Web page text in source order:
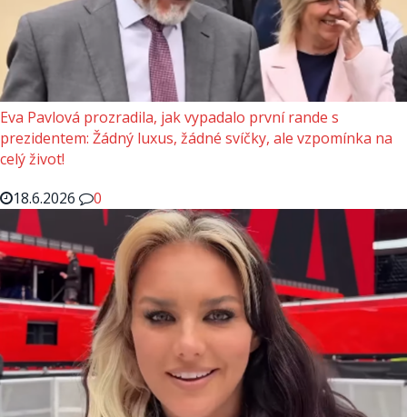
Eva Pavlová prozradila, jak vypadalo první rande s
prezidentem: Žádný luxus, žádné svíčky, ale vzpomínka na
celý život!
18.6.2026
0